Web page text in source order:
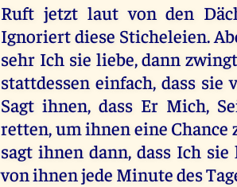
Ruft jetzt laut von den
Ignoriert diese Sticheleien.
sehr Ich sie liebe, dann
stattdessen einfach, dass sie
Sagt ihnen, dass Er Mich,
retten, um ihnen eine Chance
sagt ihnen dann, dass Ich
von ihnen jede Minute des